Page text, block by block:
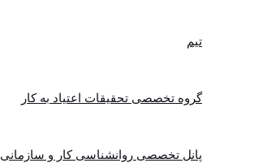
تیم
گروه تخصصی تحقیقات اعتیاد به کار
پانل تخصصی روانشناسی کار و سازمانی